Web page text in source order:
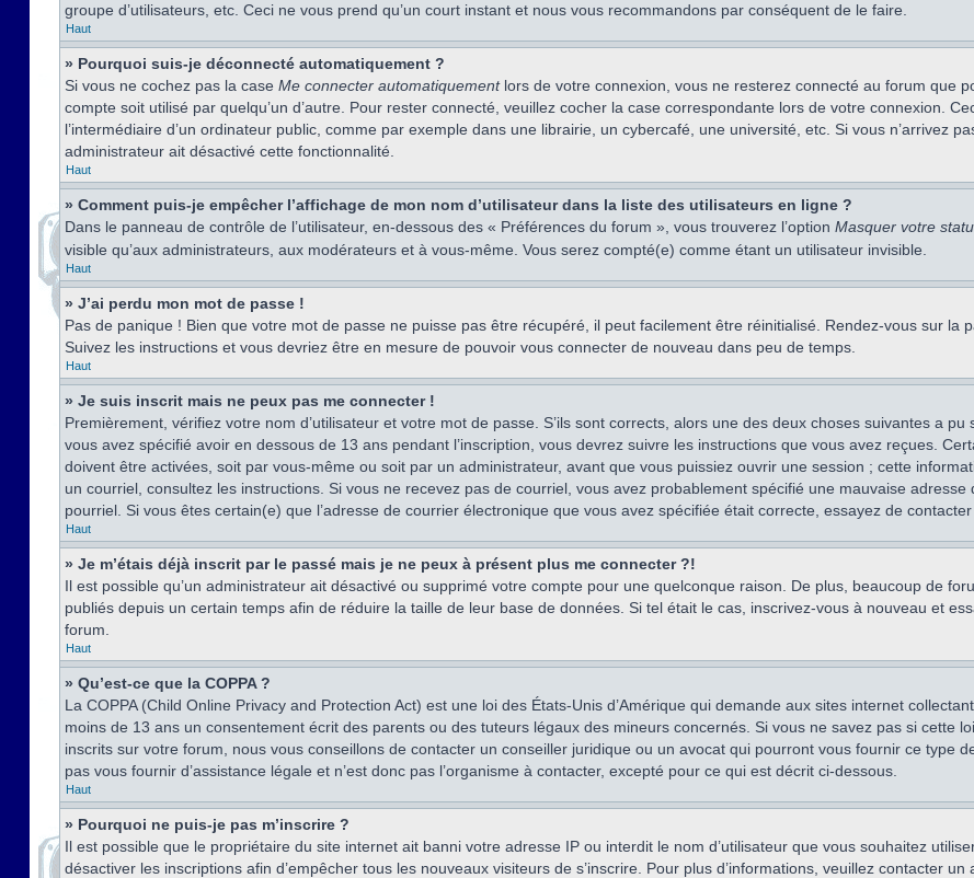
groupe d’utilisateurs, etc. Ceci ne vous prend qu’un court instant et nous vous recommandons par conséquent de le faire.
Haut
» Pourquoi suis-je déconnecté automatiquement ?
Si vous ne cochez pas la case Me connecter automatiquementlors de votre connexion, vous ne resterez connecté au forum que
compte soit utilisé par quelqu’un d’autre. Pour rester connecté, veuillez cocher la case correspondante lors de votre connexion.
l’intermédiaire d’un ordinateur public, comme par exemple dans une librairie, un cybercafé, une université, etc. Si vous n’arrivez
administrateur ait désactivé cette fonctionnalité.
Haut
» Comment puis-je empêcher l’affichage de mon nom d’utilisateur dans la liste des utilisateurs en ligne ?
Dans le panneau de contrôle de l’utilisateur, en-dessous des « Préférences du forum », vous trouverez l’option Masquer votre
visible qu’aux administrateurs, aux modérateurs et à vous-même. Vous serez compté(e) comme étant un utilisateur invisible.
Haut
» J’ai perdu mon mot de passe !
Pas de panique ! Bien que votre mot de passe ne puisse pas être récupéré, il peut facilement être réinitialisé. Rendez-vous sur la
Suivez les instructions et vous devriez être en mesure de pouvoir vous connecter de nouveau dans peu de temps.
Haut
» Je suis inscrit mais ne peux pas me connecter !
Premièrement, vérifiez votre nom d’utilisateur et votre mot de passe. S’ils sont corrects, alors une des deux choses suivantes a
vous avez spécifié avoir en dessous de 13 ans pendant l’inscription, vous devrez suivre les instructions que vous avez reçues.
doivent être activées, soit par vous-même ou soit par un administrateur, avant que vous puissiez ouvrir une session ; cette
un courriel, consultez les instructions. Si vous ne recevez pas de courriel, vous avez probablement spécifié une mauvaise
pourriel. Si vous êtes certain(e) que l’adresse de courrier électronique que vous avez spécifiée était correcte, essayez de
Haut
» Je m’étais déjà inscrit par le passé mais je ne peux à présent plus me connecter ?!
Il est possible qu’un administrateur ait désactivé ou supprimé votre compte pour une quelconque raison. De plus, beaucoup de
publiés depuis un certain temps afin de réduire la taille de leur base de données. Si tel était le cas, inscrivez-vous à nouveau et
forum.
Haut
» Qu’est-ce que la COPPA ?
La COPPA (Child Online Privacy and Protection Act) est une loi des États-Unis d’Amérique qui demande aux sites internet
moins de 13 ans un consentement écrit des parents ou des tuteurs légaux des mineurs concernés. Si vous ne savez pas si cette
inscrits sur votre forum, nous vous conseillons de contacter un conseiller juridique ou un avocat qui pourront vous fournir ce type
pas vous fournir d’assistance légale et n’est donc pas l’organisme à contacter, excepté pour ce qui est décrit ci-dessous.
Haut
» Pourquoi ne puis-je pas m’inscrire ?
Il est possible que le propriétaire du site internet ait banni votre adresse IP ou interdit le nom d’utilisateur que vous souhaitez
désactiver les inscriptions afin d’empêcher tous les nouveaux visiteurs de s’inscrire. Pour plus d’informations, veuillez contacter un